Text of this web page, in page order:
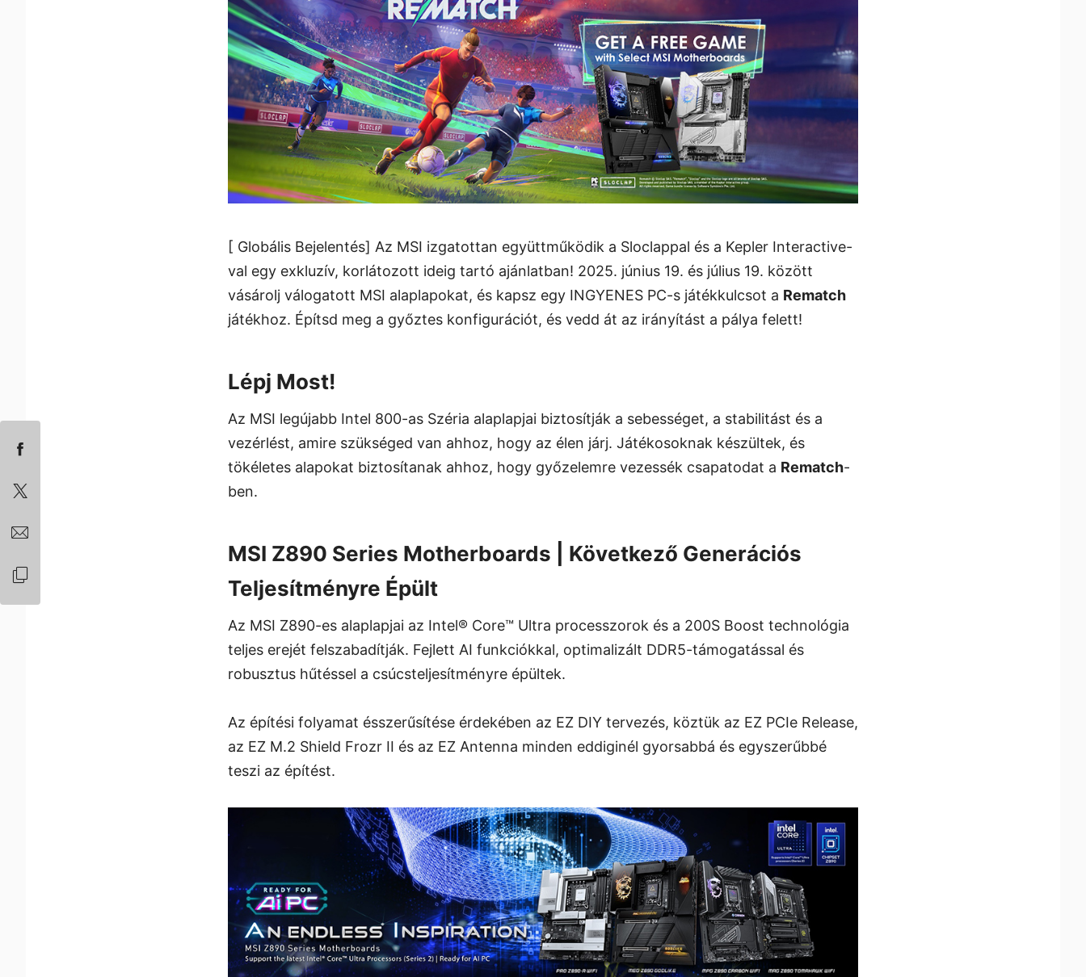
[ Globális Bejelentés] Az MSI izgatottan együttműködik a Sloclappal és a Kepler Interactive-
val egy exkluzív, korlátozott ideig tartó ajánlatban! 2025. június 19. és július 19. között
vásárolj válogatott MSI alaplapokat, és kapsz egy INGYENES PC-s játékkulcsot a Rematch
játékhoz. Építsd meg a győztes konfigurációt, és vedd át az irányítást a pálya felett!
Lépj Most!
Az MSI legújabb Intel 800-as Széria alaplapjai biztosítják a sebességet, a stabilitást és a
vezérlést, amire szükséged van ahhoz, hogy az élen járj. Játékosoknak készültek, és
tökéletes alapokat biztosítanak ahhoz, hogy győzelemre vezessék csapatodat a Rematch-
ben.
MSI Z890 Series Motherboards | Következő Generációs
Teljesítményre Épült
Az MSI Z890-es alaplapjai az Intel® Core™ Ultra processzorok és a 200S Boost technológia
teljes erejét felszabadítják. Fejlett AI funkciókkal, optimalizált DDR5-támogatással és
robusztus hűtéssel a csúcsteljesítményre épültek.
Az építési folyamat ésszerűsítése érdekében az EZ DIY tervezés, köztük az EZ PCIe Release,
az EZ M.2 Shield Frozr II és az EZ Antenna minden eddiginél gyorsabbá és egyszerűbbé
teszi az építést.